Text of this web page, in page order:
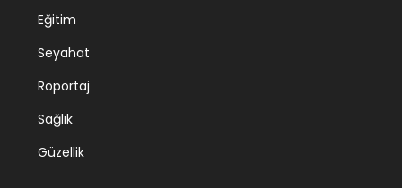
Eğitim
Seyahat
Röportaj
Sağlık
Güzellik